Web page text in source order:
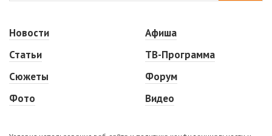
Новости
Статьи
Сюжеты
Фото
Афиша
ТВ-Программа
Форум
Видео